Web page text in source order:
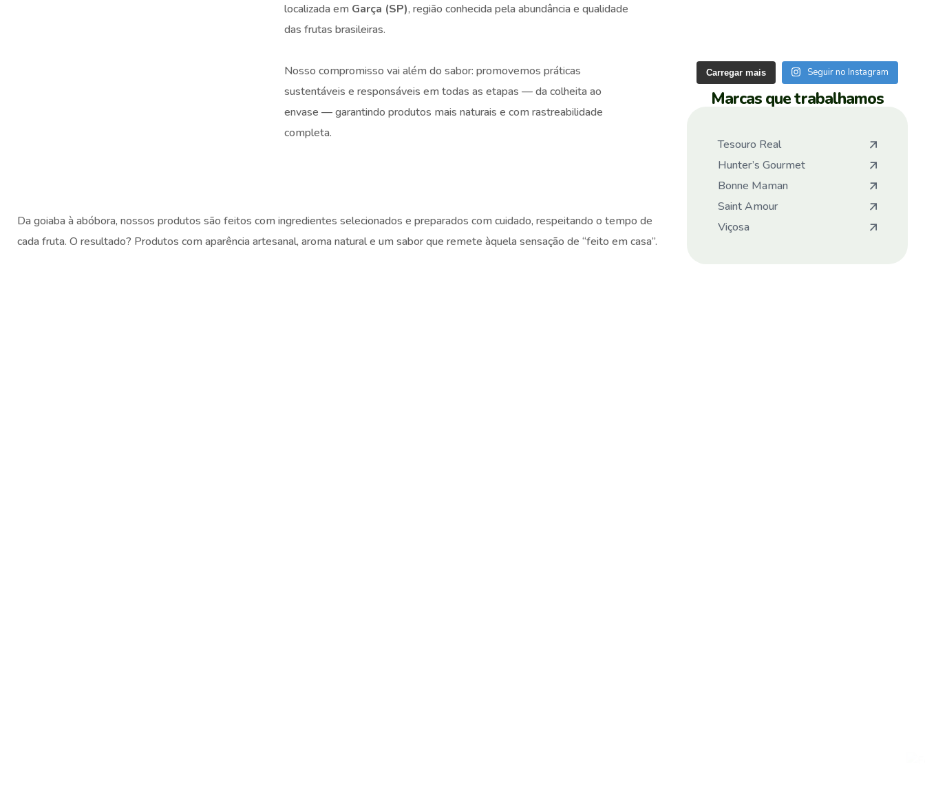
localizada em Garça (SP), região conhecida pela abundância e qualidade
das frutas brasileiras.
Nosso compromisso vai além do sabor: promovemos práticas
sustentáveis e responsáveis em todas as etapas — da colheita ao
envase — garantindo produtos mais naturais e com rastreabilidade
completa.
Da goiaba à abóbora, nossos produtos são feitos com ingredientes selecionados e preparados com cuidado, respeitando o tempo de
cada fruta. O resultado? Produtos com aparência artesanal, aroma natural e um sabor que remete àquela sensação de “feito em casa”.
Carregar mais Seguir no Instagram
Marcas que trabalhamos
Tesouro Real
Hunter’s Gourmet
Bonne Maman
Saint Amour
Viçosa